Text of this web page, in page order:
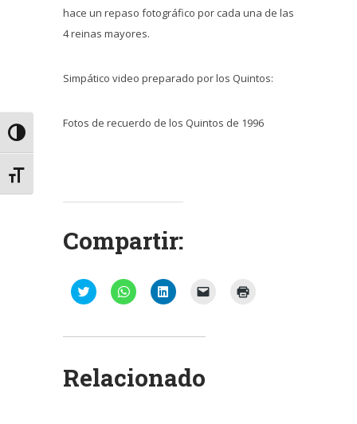
Alternar alto contraste
Alternar tamaño de letra
hace un repaso fotográfico por cada una de las
4 reinas mayores.
Simpático video preparado por los Quintos:
Fotos de recuerdo de los Quintos de 1996
Compartir:
Haz
clic
Twitter
en
una
Haz
clic
WhatsApp
en
una
Haz
clic
LinkedIn
en
una
Relacionado